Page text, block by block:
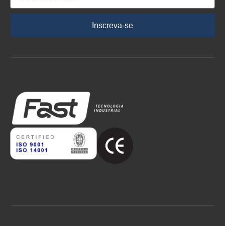
Inscreva-se